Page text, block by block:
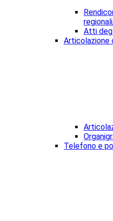
Atti
Articolazione
Telefono e